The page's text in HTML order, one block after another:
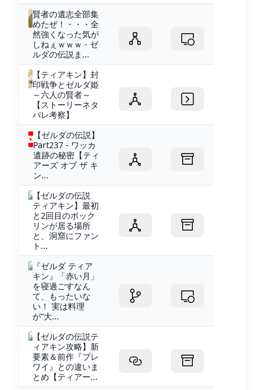
賢者の遺志全部集
めたぜ！・・・全
然強くなった気が
しねぇｗｗｗ - ゼ
ルダの伝説ま...
【ティアキン】封
印戦争とゼルダ姫
～六人の賢者～
【ストーリーネタ
バレ考察】
【ゼルダの伝説】
Part237 - ワッカ
遺跡の秘密【ティ
アーズ オブ ザ キ
ン...
【ゼルダの伝説
ティアキン】最初
と2回目のボック
リンが居る場所
と、洞窟にファン
ト...
『ゼルダ ティア
キン』「赤い月」
を寝過ごすなん
て、もったいな
い！ 実は料理
が“大...
【ゼルダの伝説テ
ィアキン攻略】新
要素＆前作『ブレ
ワイ』との違いま
とめ【ティアー...